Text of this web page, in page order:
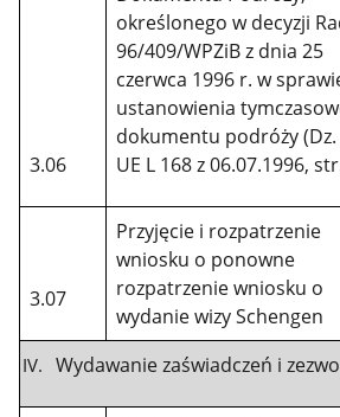
3.06
określonego w decyzji
96/409/WPZiB z dnia 25
czerwca 1996 r. w
ustanowienia
dokumentu podróży (Dz.
UE L 168 z 06.07.1996,
3.07
Przyjęcie i rozpatrzenie
wniosku o ponowne
rozpatrzenie wniosku o
wydanie wizy Schengen
Wydawanie zaświadczeń i